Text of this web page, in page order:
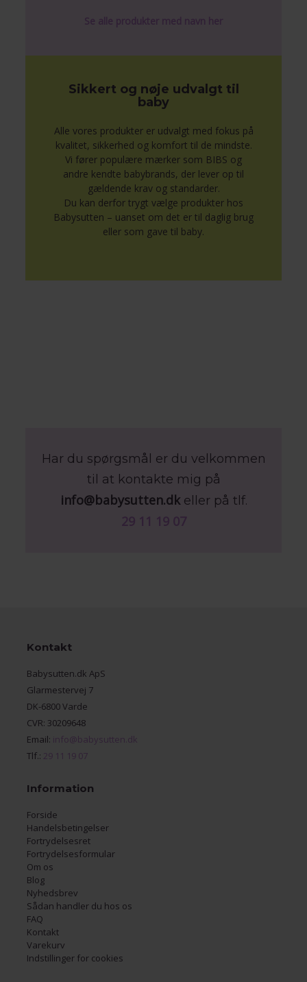
Se alle produkter med navn her
Sikkert og nøje udvalgt til
baby
Alle vores produkter er udvalgt med fokus på
kvalitet, sikkerhed og komfort til de mindste.
Vi fører populære mærker som BIBS og
andre kendte babybrands, der lever op til
gældende krav og standarder.
Du kan derfor trygt vælge produkter hos
Babysutten – uanset om det er til daglig brug
eller som gave til baby.
Har du spørgsmål er du velkommen
til at kontakte mig på
info@babysutten.dkeller på tlf.
29 11 19 07
Kontakt
Babysutten.dk ApS
Glarmestervej 7
DK-6800 Varde
CVR: 30209648
Email: info@babysutten.dk
Tlf.: 29 11 19 07
Information
Forside
Handelsbetingelser
Fortrydelsesret
Fortrydelsesformular
Om os
Blog
Nyhedsbrev
Sådan handler du hos os
FAQ
Kontakt
Varekurv
Indstillinger for cookies